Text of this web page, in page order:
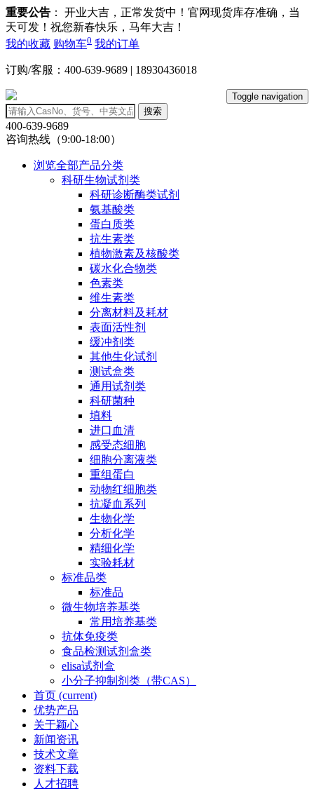
重要公告 ： 开业大吉，正常发货中！官网现货库存准确，当
天可发！祝您新春快乐，马年大吉！
我的收藏 购物车0 我的订单
订购/客服：400-639-9689 | 18930436018
Toggle navigation
搜索
400-639-9689
咨询热线（9:00-18:00）
浏览全部产品分类
科研生物试剂类
科研诊断酶类试剂
氨基酸类
蛋白质类
抗生素类
植物激素及核酸类
碳水化合物类
色素类
维生素类
分离材料及耗材
表面活性剂
缓冲剂类
其他生化试剂
测试盒类
通用试剂类
科研菌种
填料
进口血清
感受态细胞
细胞分离液类
重组蛋白
动物红细胞类
抗凝血系列
生物化学
分析化学
精细化学
实验耗材
标准品类
标准品
微生物培养基类
常用培养基类
抗体免疫类
食品检测试剂盒类
elisa试剂盒
小分子抑制剂类（带CAS）
首页 (current)
优势产品
关于颖心
新闻资讯
技术文章
资料下载
人才招聘